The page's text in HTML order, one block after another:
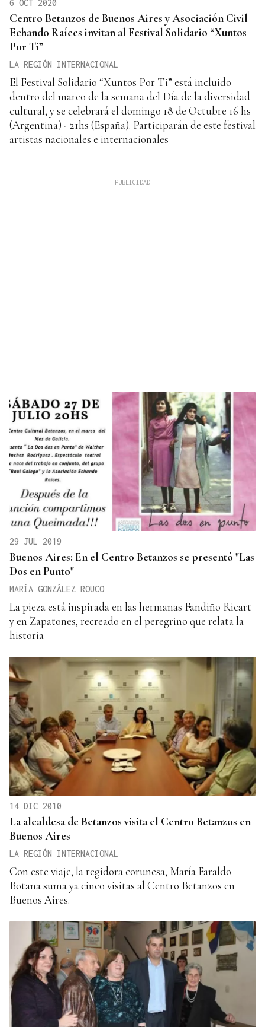
6 OCT 2020
Centro Betanzos de Buenos Aires y Asociación Civil
Echando Raíces invitan al Festival Solidario “Xuntos
Por Ti”
LA REGIÓN INTERNACIONAL
El Festival Solidario “Xuntos Por Ti” está incluido
dentro del marco de la semana del Día de la diversidad
cultural, y se celebrará el domingo 18 de Octubre 16 hs
(Argentina) - 21hs (España). Participarán de este festival
artistas nacionales e internacionales
29 JUL 2019
Buenos Aires: En el Centro Betanzos se presentó "Las
Dos en Punto"
MARÍA GONZÁLEZ ROUCO
La pieza está inspirada en las hermanas Fandiño Ricart
y en Zapatones, recreado en el peregrino que relata la
historia
14 DIC 2010
La alcaldesa de Betanzos visita el Centro Betanzos en
Buenos Aires
LA REGIÓN INTERNACIONAL
Con este viaje, la regidora coruñesa, María Faraldo
Botana suma ya cinco visitas al Centro Betanzos en
Buenos Aires.